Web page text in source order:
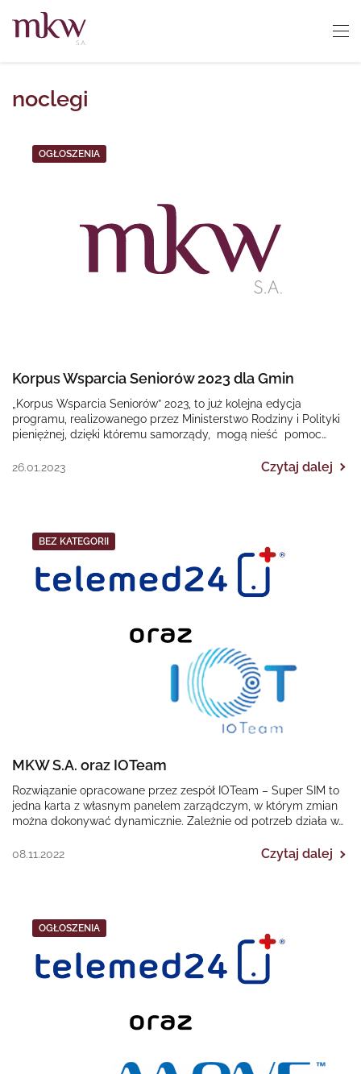
noclegi
OGŁOSZENIA
Korpus Wsparcia Seniorów 2023 dla Gmin
„Korpus Wsparcia Seniorów” 2023, to już kolejna edycja
programu, realizowanego przez Ministerstwo Rodziny i Polityki
pieniężnej, dzięki któremu samorządy, mogą nieść pomoc
26.01.2023
Czytaj dalej
BEZ KATEGORII
MKW S.A. oraz IOTeam
Rozwiązanie opracowane przez zespół IOTeam – Super SIM to
jedna karta z własnym panelem zarządczym, w którym zmian
można dokonywać dynamicznie. Zależnie od potrzeb działa w…
08.11.2022 Czytaj dalej
OGŁOSZENIA